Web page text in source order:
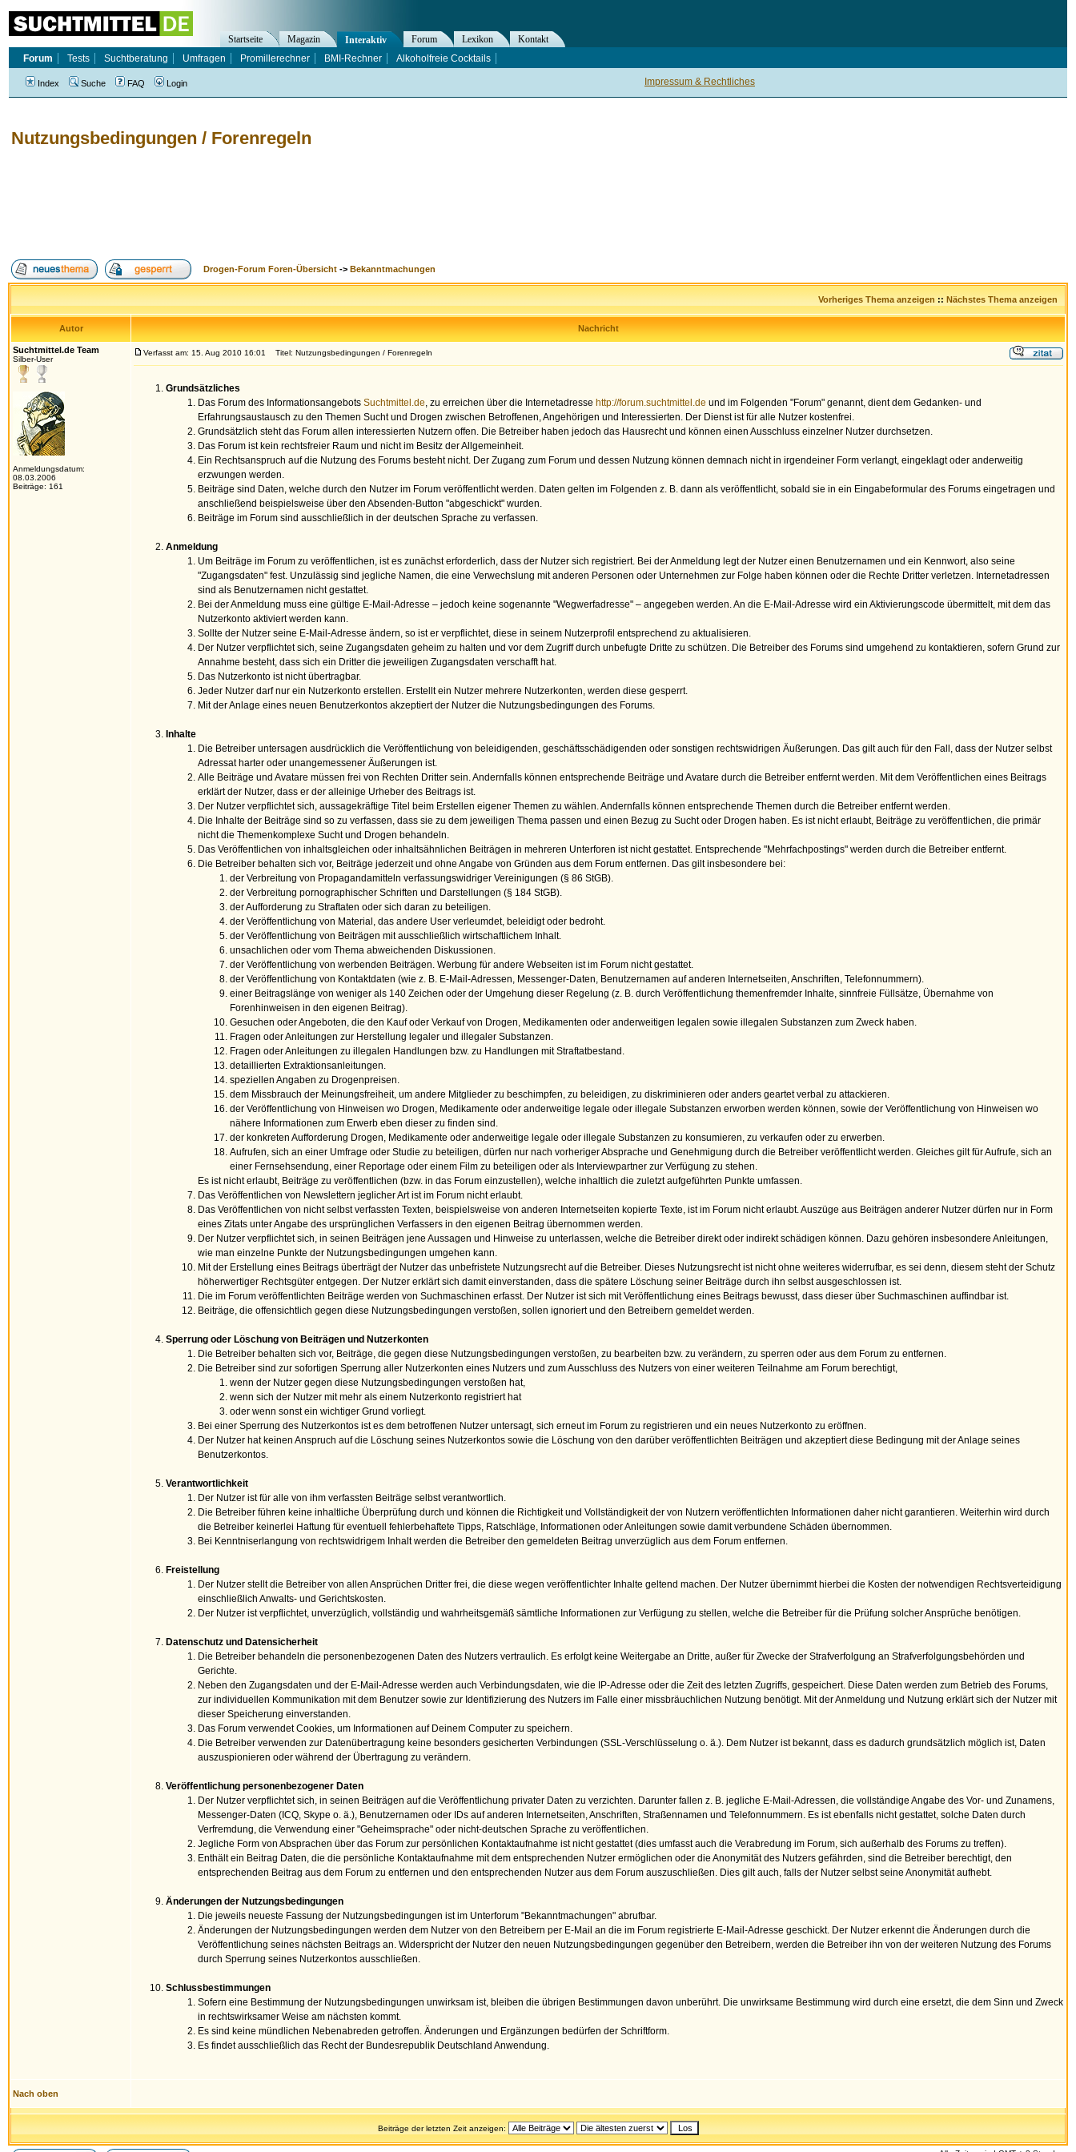
Nutzungsbedingungen / Forenregeln
Drogen-Forum Foren-Übersicht -> Bekanntmachungen
Vorheriges Thema anzeigen :: Nächstes Thema anzeigen
Autor Nachricht
Suchtmittel.de Team
Silber-User
Anmeldungsdatum:
08.03.2006
Beiträge: 161
Verfasst am: 15. Aug 2010 16:01 Titel: Nutzungsbedingungen / Forenregeln
Grundsätzliches
Das Forum des Informationsangebots Suchtmittel.de, zu erreichen über die Internetadresse http://forum.suchtmittel.de und im Folgenden "Forum" genannt, dient dem Gedanken- und
Erfahrungsaustausch zu den Themen Sucht und Drogen zwischen Betroffenen, Angehörigen und Interessierten. Der Dienst ist für alle Nutzer kostenfrei.
Grundsätzlich steht das Forum allen interessierten Nutzern offen. Die Betreiber haben jedoch das Hausrecht und können einen Ausschluss einzelner Nutzer durchsetzen.
Das Forum ist kein rechtsfreier Raum und nicht im Besitz der Allgemeinheit.
Ein Rechtsanspruch auf die Nutzung des Forums besteht nicht. Der Zugang zum Forum und dessen Nutzung können demnach nicht in irgendeiner Form verlangt, eingeklagt oder anderweitig
erzwungen werden.
Beiträge sind Daten, welche durch den Nutzer im Forum veröffentlicht werden. Daten gelten im Folgenden z. B. dann als veröffentlicht, sobald sie in ein Eingabeformular des Forums eingetragen und
anschließend beispielsweise über den Absenden-Button "abgeschickt" wurden.
Beiträge im Forum sind ausschließlich in der deutschen Sprache zu verfassen.
Anmeldung
Um Beiträge im Forum zu veröffentlichen, ist es zunächst erforderlich, dass der Nutzer sich registriert. Bei der Anmeldung legt der Nutzer einen Benutzernamen und ein Kennwort, also seine
"Zugangsdaten" fest. Unzulässig sind jegliche Namen, die eine Verwechslung mit anderen Personen oder Unternehmen zur Folge haben können oder die Rechte Dritter verletzen. Internetadressen
sind als Benutzernamen nicht gestattet.
Bei der Anmeldung muss eine gültige E-Mail-Adresse – jedoch keine sogenannte "Wegwerfadresse" – angegeben werden. An die E-Mail-Adresse wird ein Aktivierungscode übermittelt, mit dem das
Nutzerkonto aktiviert werden kann.
Sollte der Nutzer seine E-Mail-Adresse ändern, so ist er verpflichtet, diese in seinem Nutzerprofil entsprechend zu aktualisieren.
Der Nutzer verpflichtet sich, seine Zugangsdaten geheim zu halten und vor dem Zugriff durch unbefugte Dritte zu schützen. Die Betreiber des Forums sind umgehend zu kontaktieren, sofern Grund zur
Annahme besteht, dass sich ein Dritter die jeweiligen Zugangsdaten verschafft hat.
Das Nutzerkonto ist nicht übertragbar.
Jeder Nutzer darf nur ein Nutzerkonto erstellen. Erstellt ein Nutzer mehrere Nutzerkonten, werden diese gesperrt.
Mit der Anlage eines neuen Benutzerkontos akzeptiert der Nutzer die Nutzungsbedingungen des Forums.
Inhalte
Die Betreiber untersagen ausdrücklich die Veröffentlichung von beleidigenden, geschäftsschädigenden oder sonstigen rechtswidrigen Äußerungen. Das gilt auch für den Fall, dass der Nutzer selbst
Adressat harter oder unangemessener Äußerungen ist.
Alle Beiträge und Avatare müssen frei von Rechten Dritter sein. Andernfalls können entsprechende Beiträge und Avatare durch die Betreiber entfernt werden. Mit dem Veröffentlichen eines Beitrags
erklärt der Nutzer, dass er der alleinige Urheber des Beitrags ist.
Der Nutzer verpflichtet sich, aussagekräftige Titel beim Erstellen eigener Themen zu wählen. Andernfalls können entsprechende Themen durch die Betreiber entfernt werden.
Die Inhalte der Beiträge sind so zu verfassen, dass sie zu dem jeweiligen Thema passen und einen Bezug zu Sucht oder Drogen haben. Es ist nicht erlaubt, Beiträge zu veröffentlichen, die primär
nicht die Themenkomplexe Sucht und Drogen behandeln.
Das Veröffentlichen von inhaltsgleichen oder inhaltsähnlichen Beiträgen in mehreren Unterforen ist nicht gestattet. Entsprechende "Mehrfachpostings" werden durch die Betreiber entfernt.
Die Betreiber behalten sich vor, Beiträge jederzeit und ohne Angabe von Gründen aus dem Forum entfernen. Das gilt insbesondere bei:
der Verbreitung von Propagandamitteln verfassungswidriger Vereinigungen (§ 86 StGB).
der Verbreitung pornographischer Schriften und Darstellungen (§ 184 StGB).
der Aufforderung zu Straftaten oder sich daran zu beteiligen.
der Veröffentlichung von Material, das andere User verleumdet, beleidigt oder bedroht.
der Veröffentlichung von Beiträgen mit ausschließlich wirtschaftlichem Inhalt.
unsachlichen oder vom Thema abweichenden Diskussionen.
der Veröffentlichung von werbenden Beiträgen. Werbung für andere Webseiten ist im Forum nicht gestattet.
der Veröffentlichung von Kontaktdaten (wie z. B. E-Mail-Adressen, Messenger-Daten, Benutzernamen auf anderen Internetseiten, Anschriften, Telefonnummern).
einer Beitragslänge von weniger als 140 Zeichen oder der Umgehung dieser Regelung (z. B. durch Veröffentlichung themenfremder Inhalte, sinnfreie Füllsätze, Übernahme von
Forenhinweisen in den eigenen Beitrag).
Gesuchen oder Angeboten, die den Kauf oder Verkauf von Drogen, Medikamenten oder anderweitigen legalen sowie illegalen Substanzen zum Zweck haben.
Fragen oder Anleitungen zur Herstellung legaler und illegaler Substanzen.
Fragen oder Anleitungen zu illegalen Handlungen bzw. zu Handlungen mit Straftatbestand.
detaillierten Extraktionsanleitungen.
speziellen Angaben zu Drogenpreisen.
dem Missbrauch der Meinungsfreiheit, um andere Mitglieder zu beschimpfen, zu beleidigen, zu diskriminieren oder anders geartet verbal zu attackieren.
der Veröffentlichung von Hinweisen wo Drogen, Medikamente oder anderweitige legale oder illegale Substanzen erworben werden können, sowie der Veröffentlichung von Hinweisen wo
nähere Informationen zum Erwerb eben dieser zu finden sind.
der konkreten Aufforderung Drogen, Medikamente oder anderweitige legale oder illegale Substanzen zu konsumieren, zu verkaufen oder zu erwerben.
Aufrufen, sich an einer Umfrage oder Studie zu beteiligen, dürfen nur nach vorheriger Absprache und Genehmigung durch die Betreiber veröffentlicht werden. Gleiches gilt für Aufrufe, sich an
einer Fernsehsendung, einer Reportage oder einem Film zu beteiligen oder als Interviewpartner zur Verfügung zu stehen.
Es ist nicht erlaubt, Beiträge zu veröffentlichen (bzw. in das Forum einzustellen), welche inhaltlich die zuletzt aufgeführten Punkte umfassen.
Das Veröffentlichen von Newslettern jeglicher Art ist im Forum nicht erlaubt.
Das Veröffentlichen von nicht selbst verfassten Texten, beispielsweise von anderen Internetseiten kopierte Texte, ist im Forum nicht erlaubt. Auszüge aus Beiträgen anderer Nutzer dürfen nur in Form
eines Zitats unter Angabe des ursprünglichen Verfassers in den eigenen Beitrag übernommen werden.
Der Nutzer verpflichtet sich, in seinen Beiträgen jene Aussagen und Hinweise zu unterlassen, welche die Betreiber direkt oder indirekt schädigen können. Dazu gehören insbesondere Anleitungen,
wie man einzelne Punkte der Nutzungsbedingungen umgehen kann.
Mit der Erstellung eines Beitrags überträgt der Nutzer das unbefristete Nutzungsrecht auf die Betreiber. Dieses Nutzungsrecht ist nicht ohne weiteres widerrufbar, es sei denn, diesem steht der Schutz
höherwertiger Rechtsgüter entgegen. Der Nutzer erklärt sich damit einverstanden, dass die spätere Löschung seiner Beiträge durch ihn selbst ausgeschlossen ist.
Die im Forum veröffentlichten Beiträge werden von Suchmaschinen erfasst. Der Nutzer ist sich mit Veröffentlichung eines Beitrags bewusst, dass dieser über Suchmaschinen auffindbar ist.
Beiträge, die offensichtlich gegen diese Nutzungsbedingungen verstoßen, sollen ignoriert und den Betreibern gemeldet werden.
Sperrung oder Löschung von Beiträgen und Nutzerkonten
Die Betreiber behalten sich vor, Beiträge, die gegen diese Nutzungsbedingungen verstoßen, zu bearbeiten bzw. zu verändern, zu sperren oder aus dem Forum zu entfernen.
Die Betreiber sind zur sofortigen Sperrung aller Nutzerkonten eines Nutzers und zum Ausschluss des Nutzers von einer weiteren Teilnahme am Forum berechtigt,
wenn der Nutzer gegen diese Nutzungsbedingungen verstoßen hat,
wenn sich der Nutzer mit mehr als einem Nutzerkonto registriert hat
oder wenn sonst ein wichtiger Grund vorliegt.
Bei einer Sperrung des Nutzerkontos ist es dem betroffenen Nutzer untersagt, sich erneut im Forum zu registrieren und ein neues Nutzerkonto zu eröffnen.
Der Nutzer hat keinen Anspruch auf die Löschung seines Nutzerkontos sowie die Löschung von den darüber veröffentlichten Beiträgen und akzeptiert diese Bedingung mit der Anlage seines
Benutzerkontos.
Verantwortlichkeit
Der Nutzer ist für alle von ihm verfassten Beiträge selbst verantwortlich.
Die Betreiber führen keine inhaltliche Überprüfung durch und können die Richtigkeit und Vollständigkeit der von Nutzern veröffentlichten Informationen daher nicht garantieren. Weiterhin wird durch
die Betreiber keinerlei Haftung für eventuell fehlerbehaftete Tipps, Ratschläge, Informationen oder Anleitungen sowie damit verbundene Schäden übernommen.
Bei Kenntniserlangung von rechtswidrigem Inhalt werden die Betreiber den gemeldeten Beitrag unverzüglich aus dem Forum entfernen.
Freistellung
Der Nutzer stellt die Betreiber von allen Ansprüchen Dritter frei, die diese wegen veröffentlichter Inhalte geltend machen. Der Nutzer übernimmt hierbei die Kosten der notwendigen Rechtsverteidigung
einschließlich Anwalts- und Gerichtskosten.
Der Nutzer ist verpflichtet, unverzüglich, vollständig und wahrheitsgemäß sämtliche Informationen zur Verfügung zu stellen, welche die Betreiber für die Prüfung solcher Ansprüche benötigen.
Datenschutz und Datensicherheit
Die Betreiber behandeln die personenbezogenen Daten des Nutzers vertraulich. Es erfolgt keine Weitergabe an Dritte, außer für Zwecke der Strafverfolgung an Strafverfolgungsbehörden und
Gerichte.
Neben den Zugangsdaten und der E-Mail-Adresse werden auch Verbindungsdaten, wie die IP-Adresse oder die Zeit des letzten Zugriffs, gespeichert. Diese Daten werden zum Betrieb des Forums,
zur individuellen Kommunikation mit dem Benutzer sowie zur Identifizierung des Nutzers im Falle einer missbräuchlichen Nutzung benötigt. Mit der Anmeldung und Nutzung erklärt sich der Nutzer mit
dieser Speicherung einverstanden.
Das Forum verwendet Cookies, um Informationen auf Deinem Computer zu speichern.
Die Betreiber verwenden zur Datenübertragung keine besonders gesicherten Verbindungen (SSL-Verschlüsselung o. ä.). Dem Nutzer ist bekannt, dass es dadurch grundsätzlich möglich ist, Daten
auszuspionieren oder während der Übertragung zu verändern.
Veröffentlichung personenbezogener Daten
Der Nutzer verpflichtet sich, in seinen Beiträgen auf die Veröffentlichung privater Daten zu verzichten. Darunter fallen z. B. jegliche E-Mail-Adressen, die vollständige Angabe des Vor- und Zunamens,
Messenger-Daten (ICQ, Skype o. ä.), Benutzernamen oder IDs auf anderen Internetseiten, Anschriften, Straßennamen und Telefonnummern. Es ist ebenfalls nicht gestattet, solche Daten durch
Verfremdung, die Verwendung einer "Geheimsprache" oder nicht-deutschen Sprache zu veröffentlichen.
Jegliche Form von Absprachen über das Forum zur persönlichen Kontaktaufnahme ist nicht gestattet (dies umfasst auch die Verabredung im Forum, sich außerhalb des Forums zu treffen).
Enthält ein Beitrag Daten, die die persönliche Kontaktaufnahme mit dem entsprechenden Nutzer ermöglichen oder die Anonymität des Nutzers gefährden, sind die Betreiber berechtigt, den
entsprechenden Beitrag aus dem Forum zu entfernen und den entsprechenden Nutzer aus dem Forum auszuschließen. Dies gilt auch, falls der Nutzer selbst seine Anonymität aufhebt.
Änderungen der Nutzungsbedingungen
Die jeweils neueste Fassung der Nutzungsbedingungen ist im Unterforum "Bekanntmachungen" abrufbar.
Änderungen der Nutzungsbedingungen werden dem Nutzer von den Betreibern per E-Mail an die im Forum registrierte E-Mail-Adresse geschickt. Der Nutzer erkennt die Änderungen durch die
Veröffentlichung seines nächsten Beitrags an. Widerspricht der Nutzer den neuen Nutzungsbedingungen gegenüber den Betreibern, werden die Betreiber ihn von der weiteren Nutzung des Forums
durch Sperrung seines Nutzerkontos ausschließen.
Schlussbestimmungen
Sofern eine Bestimmung der Nutzungsbedingungen unwirksam ist, bleiben die übrigen Bestimmungen davon unberührt. Die unwirksame Bestimmung wird durch eine ersetzt, die dem Sinn und Zweck
in rechtswirksamer Weise am nächsten kommt.
Es sind keine mündlichen Nebenabreden getroffen. Änderungen und Ergänzungen bedürfen der Schriftform.
Es findet ausschließlich das Recht der Bundesrepublik Deutschland Anwendung.
Nach oben
Beiträge der letzten Zeit anzeigen:
Impressum & Rechtliches
Startseite Magazin Interaktiv Forum Lexikon
Kontakt
Forum
Tests Suchtberatung Umfragen Promillerechner BMI-Rechner Alkoholfreie Cocktails
Index Suche FAQ Login